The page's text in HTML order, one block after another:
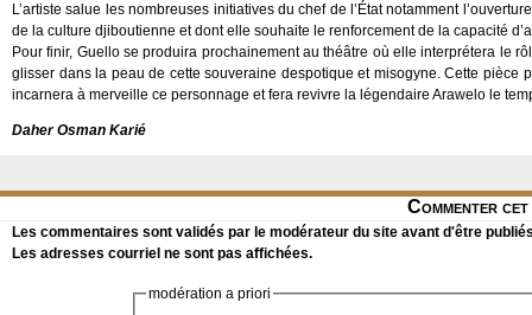
L’artiste salue les nombreuses initiatives du chef de l’État notamment
de la culture djiboutienne et dont elle souhaite le renforcement de la capacité
Pour finir, Guello se produira prochainement au théâtre où elle interprétera le
glisser dans la peau de cette souveraine despotique et misogyne. Cette pièce
incarnera à merveille ce personnage et fera revivre la légendaire Arawelo le
Daher Osman Karié
Commenter
Les commentaires sont validés par le modérateur du site avant d'être
Les adresses courriel ne sont pas affichées.
modération a priori